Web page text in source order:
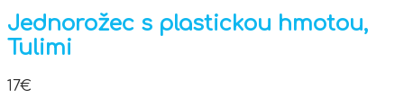
Jednorožec s plastickou hmotou,
Tulimi
17€